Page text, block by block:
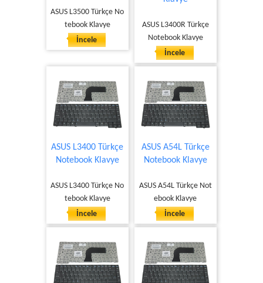
ASUS L3500 Türkçe No
tebook Klavye
İncele
ASUS L3400R Türkçe
Notebook Klavye
İncele
ASUS L3400 Türkçe
Notebook Klavye
ASUS L3400 Türkçe No
tebook Klavye
İncele
ASUS A54L Türkçe
Notebook Klavye
ASUS A54L Türkçe Not
ebook Klavye
İncele